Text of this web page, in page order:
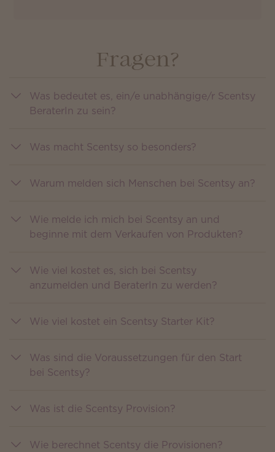
Fragen?
Was bedeutet es, ein/e unabhängige/r Scentsy
BeraterIn zu sein?
Was macht Scentsy so besonders?
Warum melden sich Menschen bei Scentsy an?
Wie melde ich mich bei Scentsy an und
beginne mit dem Verkaufen von Produkten?
Wie viel kostet es, sich bei Scentsy
anzumelden und BeraterIn zu werden?
Wie viel kostet ein Scentsy Starter Kit?
Was sind die Voraussetzungen für den Start
bei Scentsy?
Was ist die Scentsy Provision?
Wie berechnet Scentsy die Provisionen?